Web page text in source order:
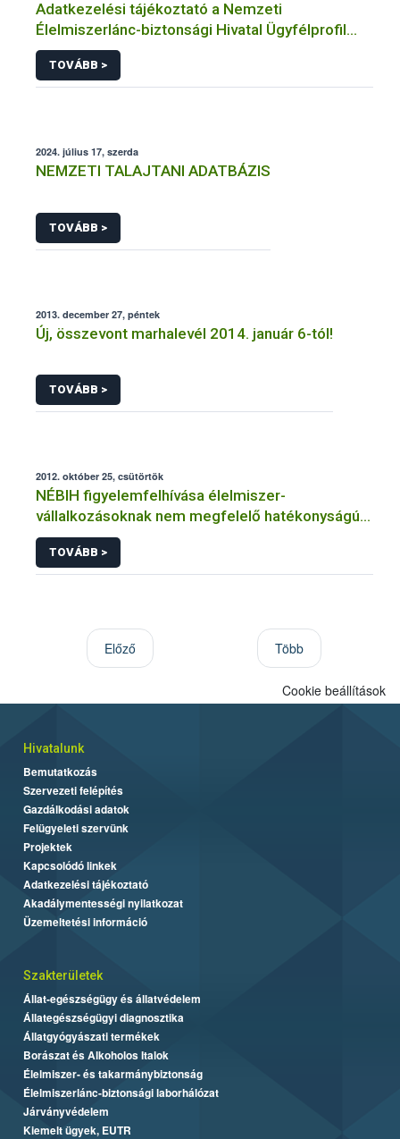
Adatkezelési tájékoztató a Nemzeti
Élelmiszerlánc-biztonsági Hivatal Ügyfélprofil
Rendszerben talajvédelem témakörben
intézhető közhatalmi eljárásaihoz kapcsolódó
adatkezeléséhez
TOVÁBB >
2024. július 17, szerda
NEMZETI TALAJTANI ADATBÁZIS
TOVÁBB >
2013. december 27, péntek
Új, összevont marhalevél 2014. január 6-tól!
TOVÁBB >
2012. október 25, csütörtök
NÉBIH figyelemfelhívása élelmiszer-
vállalkozásoknak nem megfelelő hatékonyságú
fertőtlenítőszerekről
TOVÁBB >
Előző Több
Cookie beállítások
Hivatalunk
Bemutatkozás
Szervezeti felépítés
Gazdálkodási adatok
Felügyeleti szervünk
Projektek
Kapcsolódó linkek
Adatkezelési tájékoztató
Akadálymentességi nyilatkozat
Üzemeltetési információ
Szakterületek
Állat-egészségügy és állatvédelem
Állategészségügyi diagnosztika
Állatgyógyászati termékek
Borászat és Alkoholos Italok
Élelmiszer- és takarmánybiztonság
Élelmiszerlánc-biztonsági laborhálózat
Járványvédelem
Kiemelt ügyek, EUTR